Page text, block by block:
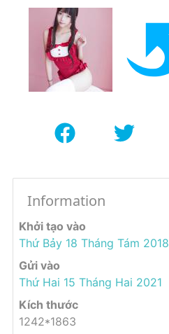
Information
Khởi tạo vào
Thứ Bảy 18 Tháng Tám 2018
Gửi vào
Thứ Hai 15 Tháng Hai 2021
Kích thước
1242*1863